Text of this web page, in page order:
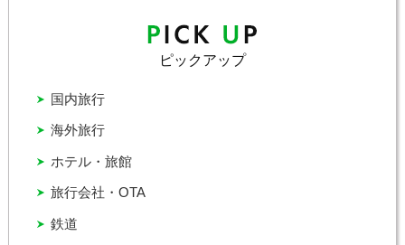
ピックアップ
ホテル・旅館
国内旅行
旅行会社・OTA
海外旅行
鉄道